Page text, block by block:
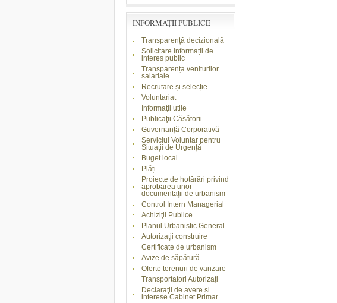
INFORMAŢII PUBLICE
Transparență decizională
Solicitare informații de
interes public
Transparența veniturilor
salariale
Recrutare și selecție
Voluntariat
Informaţii utile
Publicaţii Căsătorii
Guvernanță Corporativă
Serviciul Voluntar pentru
Situații de Urgență
Buget local
Plăți
Proiecte de hotărâri privind
aprobarea unor
documentaţii de urbanism
Control Intern Managerial
Achiziţii Publice
Planul Urbanistic General
Autorizaţii construire
Certificate de urbanism
Avize de săpătură
Oferte terenuri de vanzare
Transportatori Autorizați
Declaraţii de avere si
interese Cabinet Primar